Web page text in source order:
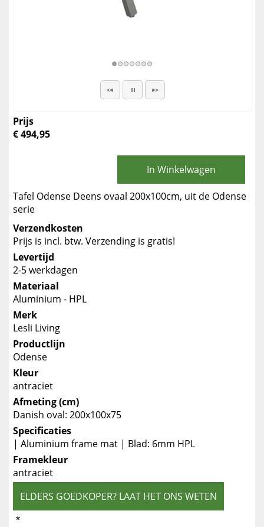
Prijs
€ 494,95
In Winkelwagen
Tafel Odense Deens ovaal 200x100cm, uit de Odense
serie
Verzendkosten
Prijs is incl. btw. Verzending is gratis!
Levertijd
2-5 werkdagen
Materiaal
Aluminium - HPL
Merk
Lesli Living
Productlijn
Odense
Kleur
antraciet
Afmeting (cm)
Danish oval: 200x100x75
Specificaties
| Aluminium frame mat | Blad: 6mm HPL
Framekleur
antraciet
ELDERS GOEDKOPER? LAAT HET ONS WETEN
*